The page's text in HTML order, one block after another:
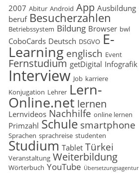
2007 Abitur Android App Ausbildung
beruf Besucherzahlen
Betriebssystem Bildung Browser bwl
CoboCards Deutsch DSGVO E-
Learning englisch Event
Fernstudium getDigital Infografik
Interview Job karriere
Konjugation Lehrer Lern-
Online.net lernen
Lernvideos Nachhilfe online lernen
Primzahl Schule smartphone
Sprachen sprachreise studenten
Studium Tablet Türkei
Veranstaltung Weiterbildung
Wörterbuch YouTube Übersetzungsagentur